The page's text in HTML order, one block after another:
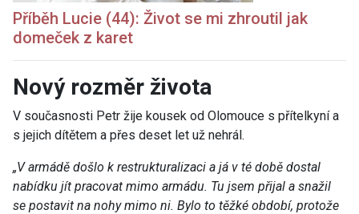
Příběh Lucie (44): Život se mi zhroutil jak
domeček z karet
Nový rozměr života
V současnosti Petr žije kousek od Olomouce s přítelkyní a
s jejich dítětem a přes deset let už nehrál.
„V armádě došlo k restrukturalizaci a já v té době dostal
nabídku jít pracovat mimo armádu. Tu jsem přijal a snažil
se postavit na nohy mimo ni. Bylo to těžké období, protože